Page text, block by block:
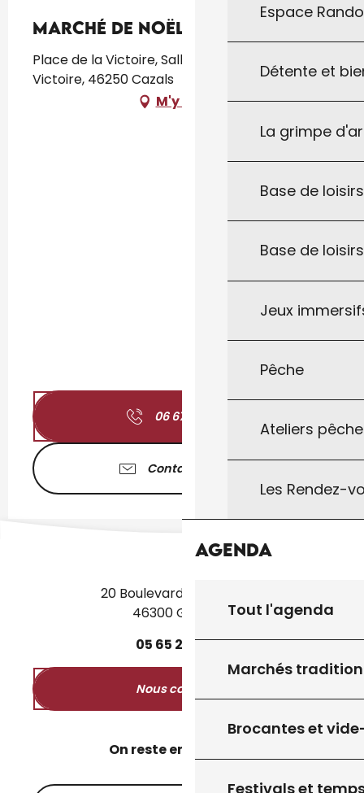
Espace
Détente et
La grimpe
Base de
Base de
Jeux
Pêche
Ateliers
Les Rendez-
Agenda
Tout l'agenda
Marchés
Brocantes et
Festivals et
Marché de Noël à Cazals
Place de la Victoire, Salle des fêtes, Place de la
Victoire, 46250 Cazals
M'y rendre
06 67 20 98
Contactez-nous
20 Boulevard des Martyrs
46300 Gourdon
05 65 27 5250
Nous contacter
On reste en contact ?